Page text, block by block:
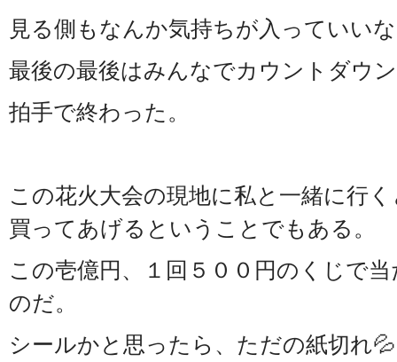
見る側もなんか気持ちが入っていい
最後の最後はみんなでカウントダウ
拍手で終わった。
この花火大会の現地に私と一緒に行
買ってあげるということでもある。
この壱億円、１回５００円のくじで
のだ。
シールかと思ったら、ただの紙切れ💦